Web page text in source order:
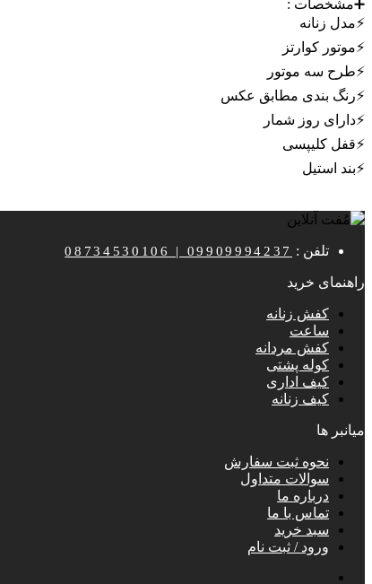
➕مشخصات :
⚡️مدل زنانه
⚡️موتور کوارتز
⚡️طرح سه موتور
⚡️رنگ بندی مطابق عکس
⚡️دارای روز شمار
⚡️قفل کلیپسی
⚡️بند استیل
تلفن : 08734530106 | 09909994237
راهنمای خرید
کفش زنانه
ساعت
کفش مردانه
کوله پشتی
کیف اداری
کیف زنانه
میانبر ها
نحوه ثبت سفارش
سوالات متداول
درباره ما
تماس با ما
سبد خرید
ورود / ثبت نام